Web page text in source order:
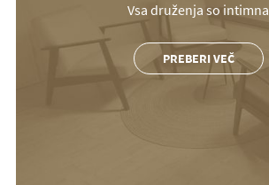
Vsa druženja so intimna
PREBERI VEČ